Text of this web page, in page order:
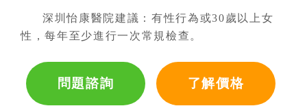
深圳怡康醫院建議：有性行為或30歲以上女
性，每年至少進行一次常規檢查。
問題諮詢 了解價格